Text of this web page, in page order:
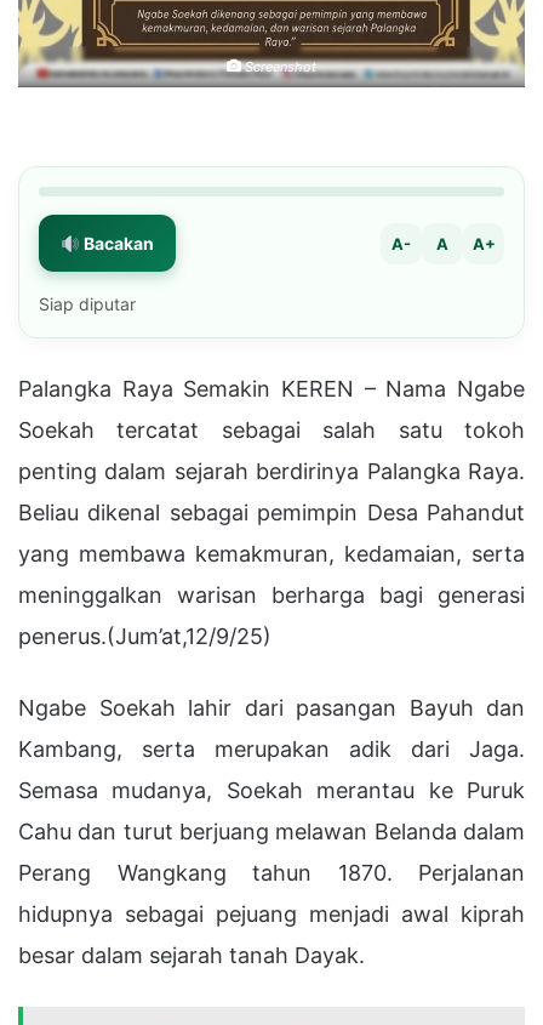
Screenshot
Bacakan A- A A+
Siap diputar
Palangka Raya Semakin KEREN – Nama Ngabe
Soekah tercatat sebagai salah satu tokoh
penting dalam sejarah berdirinya Palangka Raya.
Beliau dikenal sebagai pemimpin Desa Pahandut
yang membawa kemakmuran, kedamaian, serta
meninggalkan warisan berharga bagi generasi
penerus.(Jum’at,12/9/25)
Ngabe Soekah lahir dari pasangan Bayuh dan
Kambang, serta merupakan adik dari Jaga.
Semasa mudanya, Soekah merantau ke Puruk
Cahu dan turut berjuang melawan Belanda dalam
Perang Wangkang tahun 1870. Perjalanan
hidupnya sebagai pejuang menjadi awal kiprah
besar dalam sejarah tanah Dayak.